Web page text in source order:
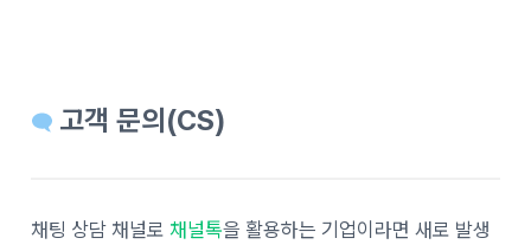
고객 문의(CS)
채팅 상담 채널로채널톡을 활용하는 기업이라면 새로 발생